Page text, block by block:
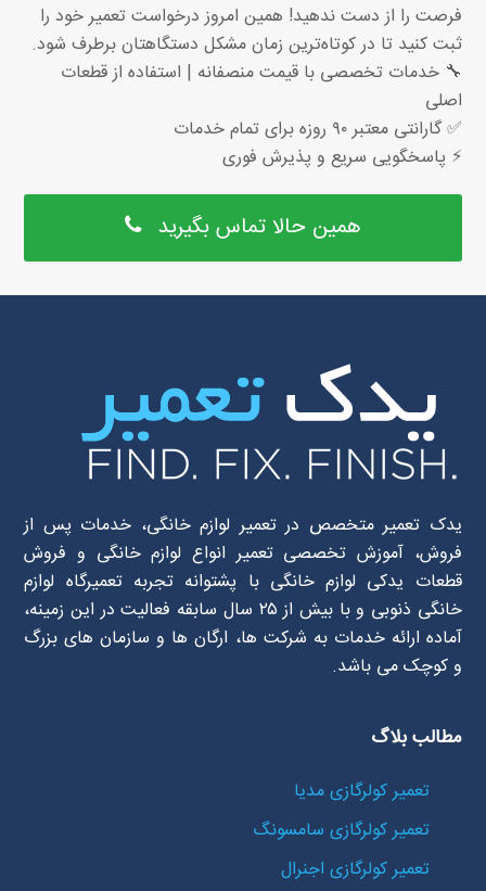
فرصت را از دست ندهید! همین امروز درخواست تعمیر خود را
ثبت کنید تا در کوتاه‌ترین زمان مشکل دستگاهتان برطرف شود.
🔧 خدمات تخصصی با قیمت منصفانه | استفاده از قطعات
اصلی
✅ گارانتی معتبر ۹۰ روزه برای تمام خدمات
⚡ پاسخگویی سریع و پذیرش فوری
همین حالا تماس بگیرید
یدک تعمیر متخصص در تعمیر لوازم خانگی، خدمات پس از
فروش، آموزش تخصصی تعمیر انواع لوازم خانگی و فروش
قطعات یدکی لوازم خانگی با پشتوانه تجربه تعمیرگاه لوازم
خانگی ذنوبی و با بیش از ۲۵ سال سابقه فعالیت در این زمینه،
آماده ارائه خدمات به شرکت ها، ارگان ها و سازمان های بزرگ
و کوچک می باشد.
مطالب بلاگ
تعمیر کولرگازی مدیا
تعمیر کولرگازی سامسونگ
تعمیر کولرگازی اجنرال